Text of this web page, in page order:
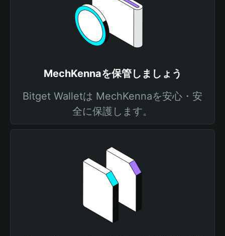
MechKennaを保管しましょう
Bitget Walletは MechKennaを安心・安
全に保護します。